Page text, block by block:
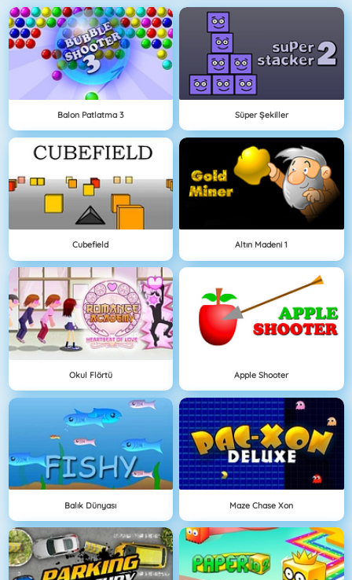
Balon Patlatma 3 Süper Şekiller
Cubefield Altın Madeni 1
Okul Flörtü Apple Shooter
Balık Dünyası Maze Chase Xon